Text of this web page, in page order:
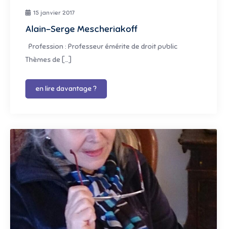
15 janvier 2017
Alain-Serge Mescheriakoff
Profession : Professeur émérite de droit public
Thèmes de […]
en lire davantage ?